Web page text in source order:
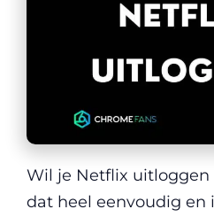
Wil je Netflix uitloggen
dat heel eenvoudig